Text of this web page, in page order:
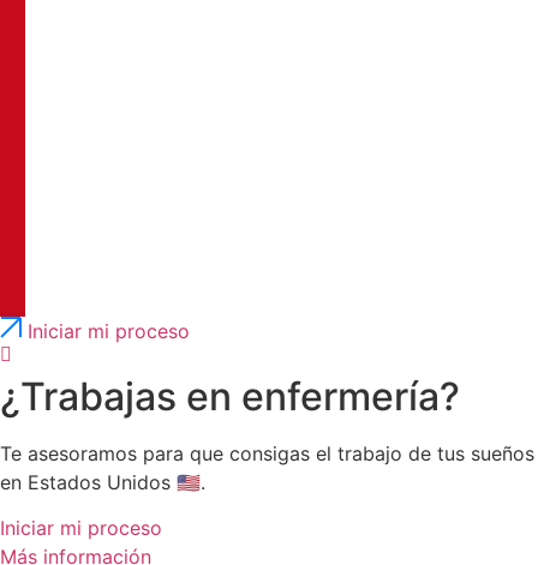
Iniciar mi proceso
¿Trabajas en enfermería?
Te asesoramos para que consigas el trabajo de tus sueños
en Estados Unidos 🇺🇸.
Iniciar mi proceso
Más información